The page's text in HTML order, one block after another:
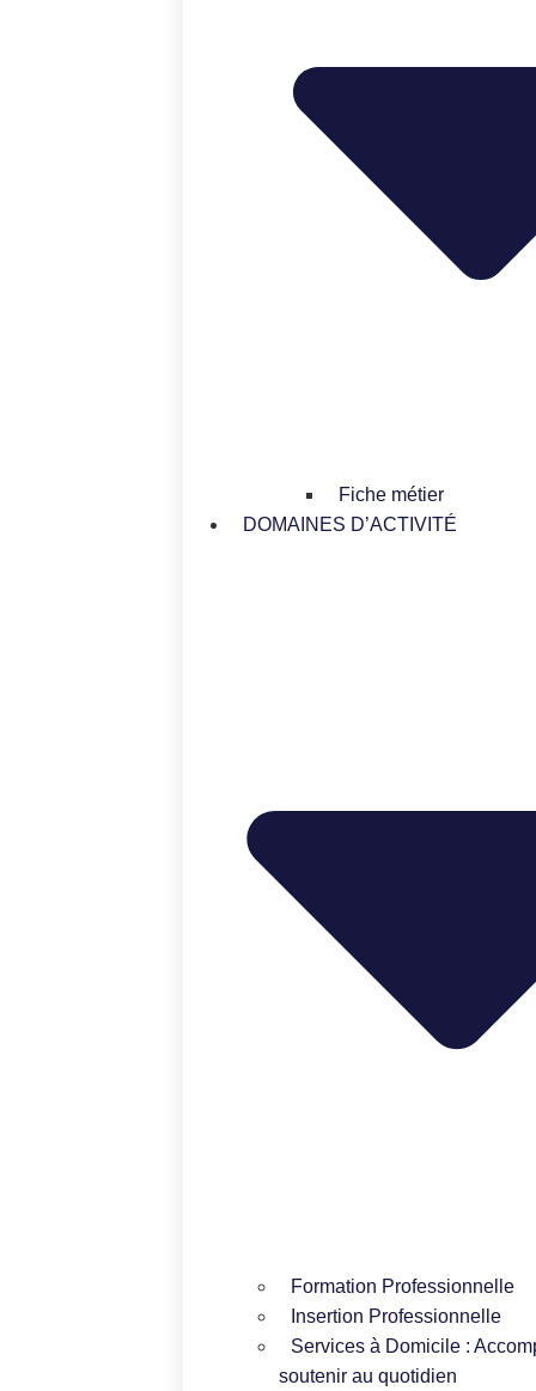
Fiche métier
DOMAINES D’ACTIVITÉ
Formation Professionnelle
Insertion Professionnelle
Services à Domicile :
soutenir au quotidien